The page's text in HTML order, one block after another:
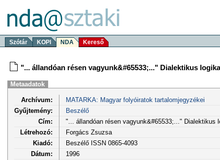
Szótár KOPI NDA Kereső
"... állandóan résen vagyunk&#65533;..." Dialektikus
Metaadatok
Archívum:
MATARKA: Magyar folyóiratok tartalomjegyzékei
Gyűjtemény:
Beszélő
Cím:
"... állandóan résen vagyunk&#65533;..." Dialektikus
Létrehozó:
Forgács Zsuzsa
Kiadó:
Beszélő ISSN 0865-4093
Dátum:
1996